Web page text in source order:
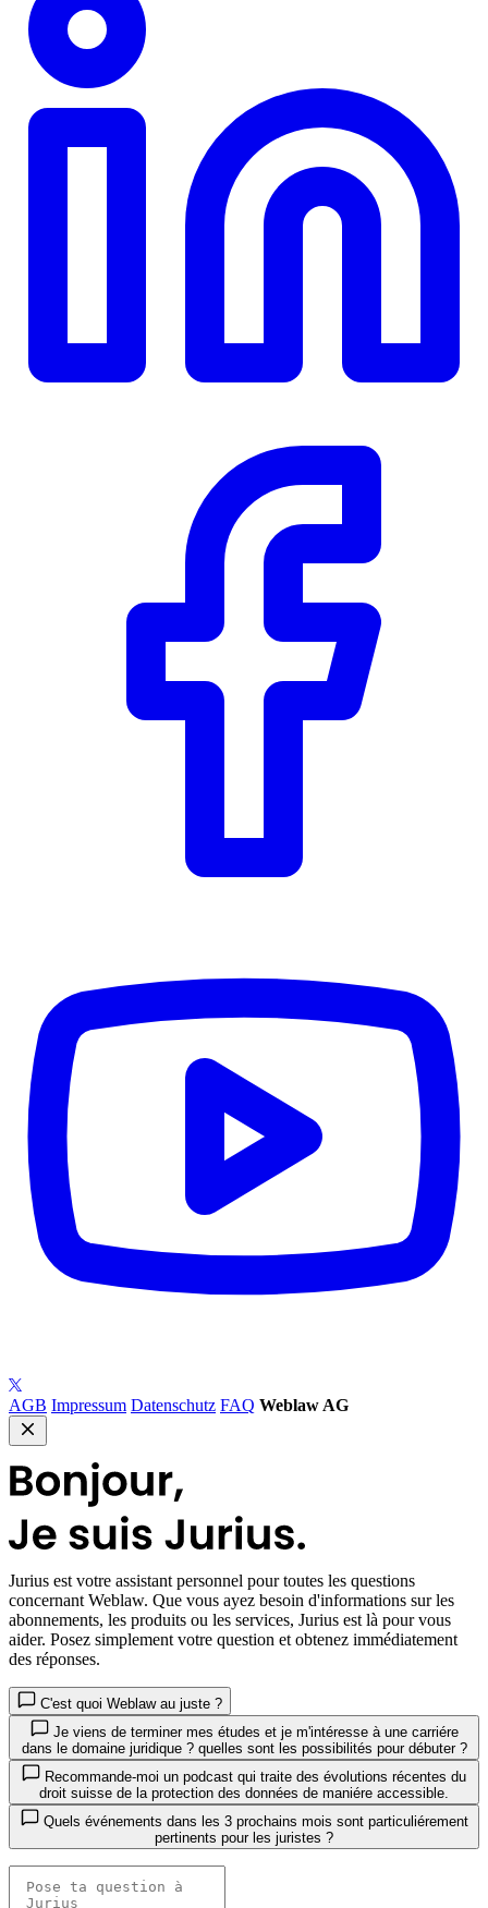
AGB Impressum Datenschutz FAQ Weblaw AG
Jurius est votre assistant personnel pour toutes les questions
concernant Weblaw. Que vous ayez besoin d'informations sur les
abonnements, les produits ou les services, Jurius est là pour vous
aider. Posez simplement votre question et obtenez immédiatement
des réponses.
C'est quoi Weblaw au juste ?
Je viens de terminer mes études et je m'intéresse à une carriére
dans le domaine juridique ? quelles sont les possibilités pour débuter ?
droit suisse de la protection des données de maniére accessible.
Quels événements dans les 3 prochains mois sont particuliérement
pertinents pour les juristes ?